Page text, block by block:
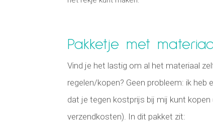
Pakketje met
Vind je het lastig om al het materiaal
regelen/kopen? Geen probleem: ik heb
dat je tegen kostprijs bij mij kunt kopen
verzendkosten). In dit pakket zit: